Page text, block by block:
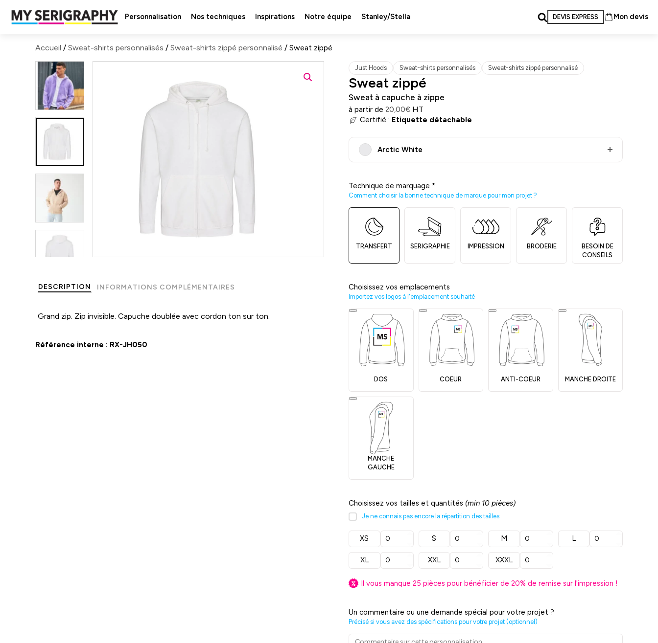
Personnalisation Nos techniques Inspirations Notre équipe Stanley/Stella DEVIS EXPRESS Mon devis
Accueil / Sweat-shirts personnalisés / Sweat-shirts zippé personnalisé / Sweat zippé
DESCRIPTION INFORMATIONS COMPLÉMENTAIRES
Grand zip. Zip invisible. Capuche doublée avec cordon ton sur ton.
Référence interne : RX-JH050
Just Hoods Sweat-shirts personnalisés Sweat-shirts zippé personnalisé
Sweat zippé
Sweat à capuche à zippe
à partir de 20,00€ HT
Certifié : Etiquette détachable
Arctic White
Technique de marquage *
Comment choisir la bonne technique de marque pour mon projet ?
TRANSFERT SERIGRAPHIE IMPRESSION BRODERIE
BESOIN DE
CONSEILS
Choisissez vos emplacements
Importez vos logos à l'emplacement souhaité
DOS COEUR ANTI-COEUR MANCHE DROITE
MANCHE
GAUCHE
Choisissez vos tailles et quantités (min 10 pièces)
Je ne connais pas encore la répartition des tailles
XS S M L
XL XXL XXXL
Il vous manque 25 pièces pour bénéficier de 20% de remise sur l'impression !
Un commentaire ou une demande spécial pour votre projet ?
Précisé si vous avez des spécifications pour votre projet (optionnel)